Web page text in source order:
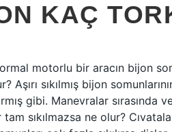
KAÇ
motorlu bir aracın bijon
Aşırı sıkılmış bijon
gibi. Manevralar sırasında
sıkılmazsa ne olur?